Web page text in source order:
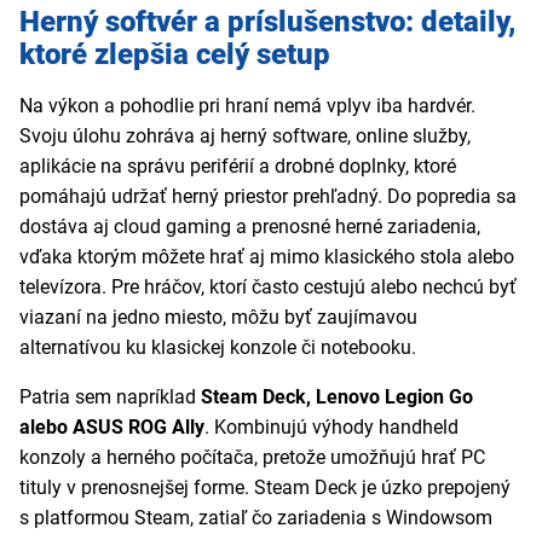
Herný softvér a príslušenstvo: detaily,
ktoré zlepšia celý setup
Na výkon a pohodlie pri hraní nemá vplyv iba hardvér.
Svoju úlohu zohráva aj herný software, online služby,
aplikácie na správu periférií a drobné doplnky, ktoré
pomáhajú udržať herný priestor prehľadný. Do popredia sa
dostáva aj cloud gaming a prenosné herné zariadenia,
vďaka ktorým môžete hrať aj mimo klasického stola alebo
televízora. Pre hráčov, ktorí často cestujú alebo nechcú byť
viazaní na jedno miesto, môžu byť zaujímavou
alternatívou ku klasickej konzole či notebooku.
Patria sem napríklad Steam Deck, Lenovo Legion Go
alebo ASUS ROG Ally. Kombinujú výhody handheld
konzoly a herného počítača, pretože umožňujú hrať PC
tituly v prenosnejšej forme. Steam Deck je úzko prepojený
s platformou Steam, zatiaľ čo zariadenia s Windowsom